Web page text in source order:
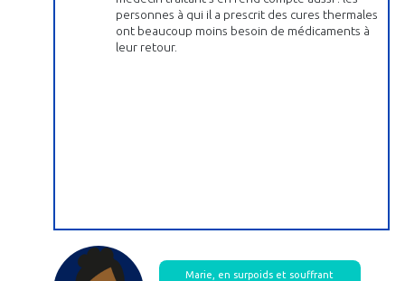
personnes à qui il a prescrit des cures thermales
ont beaucoup moins besoin de médicaments à
leur retour.
Marie, en surpoids et souffrant